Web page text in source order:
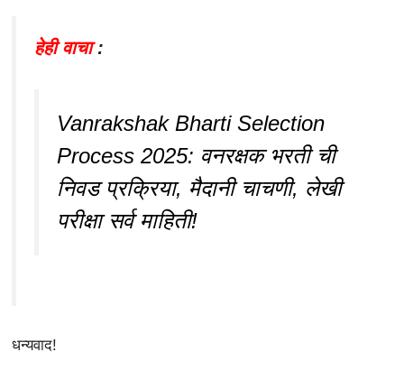
हेही वाचा:
Vanrakshak Bharti Selection
Process 2025: वनरक्षक भरती ची
निवड प्रक्रिया, मैदानी चाचणी, लेखी
परीक्षा सर्व माहिती!
धन्यवाद!